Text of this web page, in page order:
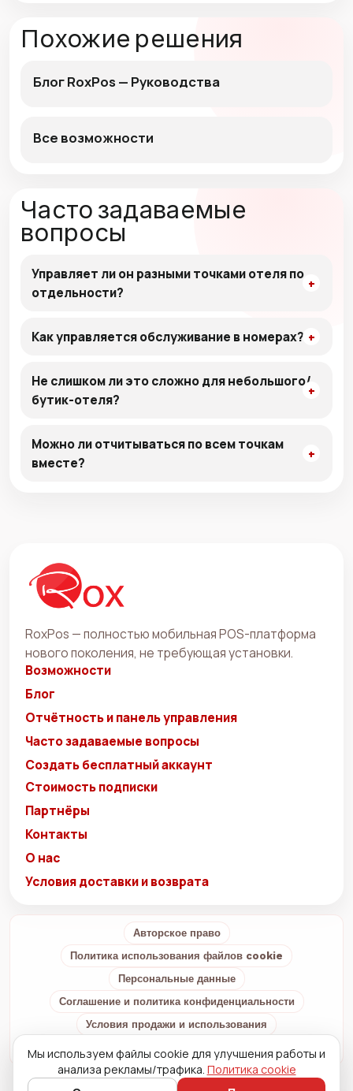
Похожие решения
Блог RoxPos — Руководства
Все возможности
Часто задаваемые
вопросы
Управляет ли он разными точками отеля по
отдельности?
Как управляется обслуживание в номерах?
Не слишком ли это сложно для небольшого/
бутик-отеля?
Можно ли отчитываться по всем точкам
вместе?
RoxPos — полностью мобильная POS-платформа
нового поколения, не требующая установки.
Возможности
Блог
Отчётность и панель управления
Часто задаваемые вопросы
Создать бесплатный аккаунт
Стоимость подписки
Партнёры
Контакты
О нас
Условия доставки и возврата
Авторское право
Политика использования файлов cookie
Персональные данные
Соглашение и политика конфиденциальности
Условия продажи и использования
Условия доставки и возврата
Мы используем файлы cookie для улучшения работы и
анализа рекламы/трафика. Политика cookie